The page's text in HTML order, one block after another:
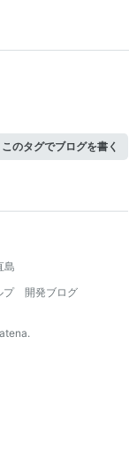
このタグでブログを書く
島
プ
開発ブログ